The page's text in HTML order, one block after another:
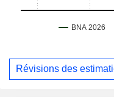
Révisions des